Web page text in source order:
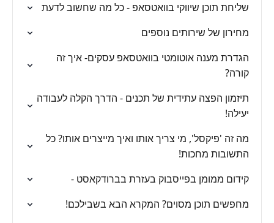
שליחת תוכן שיווקי בוואטסאפ - כל מה שחשוב לדעת
מחירון של שירותים נוספים
הגדרת מענה אוטומטי בוואטסאפ עסקים- איך זה
קורה?
תיזמון הפצה עתידית של תכנים - הדרך הקלה לעבודה
יעילה!
מה זה 'פיקסל', מי צריך אותו ואיך מייצרים אותו? כל
התשובות מחכות!
קידום ממומן בפייסבוק בעזרת בברודקאסט -
מחפשים תוכן מסוים? המקרא הבא בשבילכם!